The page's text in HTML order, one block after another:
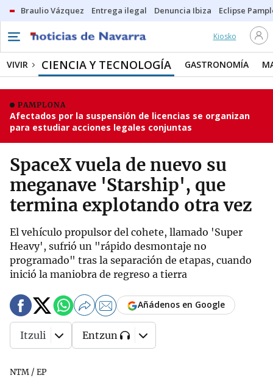
Braulio Vázquez Entrega ilegal Denuncia Ibiza Eclipse
Kiosko
VIVIR CIENCIA Y TECNOLOGÍA GASTRONOMÍA
PAMPLONA
Afectados por la suspensión de licencias se organizan
para estudiar acciones legales conjuntas
SpaceX vuela de nuevo su
meganave 'Starship', que
termina explotando otra vez
El vehículo propulsor del cohete, llamado 'Super
Heavy', sufrió un "rápido desmontaje no
programado" tras la separación de etapas, cuando
inició la maniobra de regreso a tierra
NTM / EP
Añádenos en Google
Itzuli Entzun